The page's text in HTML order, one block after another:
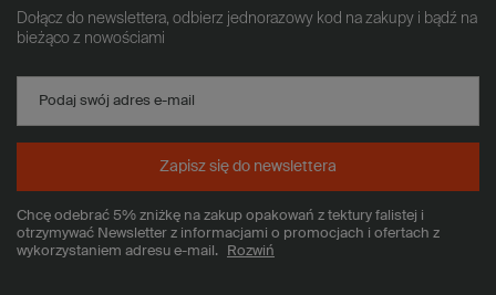
Dołącz do newslettera, odbierz jednorazowy kod na zakupy i bądź na
bieżąco z nowościami
Podaj swój adres e-mail
Chcę odebrać 5% zniżkę na zakup opakowań z tektury falistej i
otrzymywać Newsletter z informacjami o promocjach i ofertach z
wykorzystaniem adresu e-mail.
Rozwiń
Zapisz się do newslettera